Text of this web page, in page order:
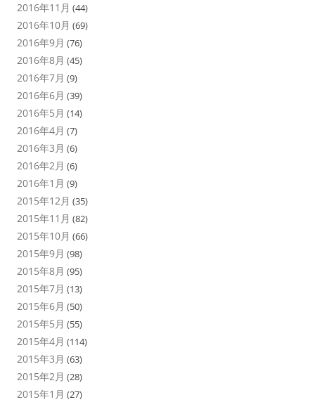
2016年11月 (44)
2016年10月 (69)
2016年9月 (76)
2016年8月 (45)
2016年7月 (9)
2016年6月 (39)
2016年5月 (14)
2016年4月 (7)
2016年3月 (6)
2016年2月 (6)
2016年1月 (9)
2015年12月 (35)
2015年11月 (82)
2015年10月 (66)
2015年9月 (98)
2015年8月 (95)
2015年7月 (13)
2015年6月 (50)
2015年5月 (55)
2015年4月 (114)
2015年3月 (63)
2015年2月 (28)
2015年1月 (27)